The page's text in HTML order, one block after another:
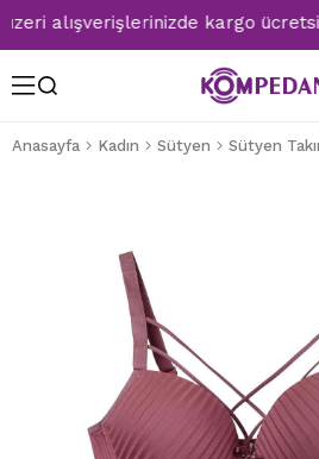
alışverişlerinizde kargo
Anasayfa Kadın Sütyen Sütyen